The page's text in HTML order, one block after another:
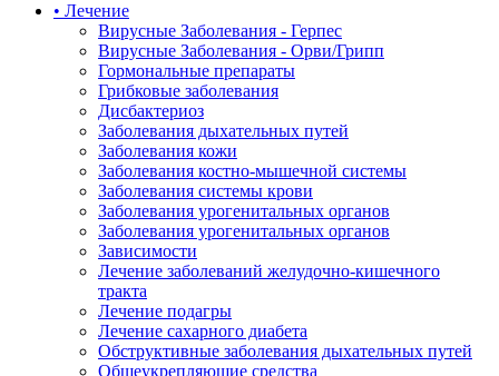
• Лечение
Вирусные Заболевания - Герпес
Вирусные Заболевания - Орви/Грипп
Гормональные препараты
Грибковые заболевания
Дисбактериоз
Заболевания дыхательных путей
Заболевания кожи
Заболевания костно-мышечной системы
Заболевания системы крови
Заболевания урогенитальных органов
Заболевания урогенитальных органов
Зависимости
Лечение заболеваний желудочно-кишечного
тракта
Лечение подагры
Лечение сахарного диабета
Обструктивные заболевания дыхательных путей
Общеукрепляющие средства